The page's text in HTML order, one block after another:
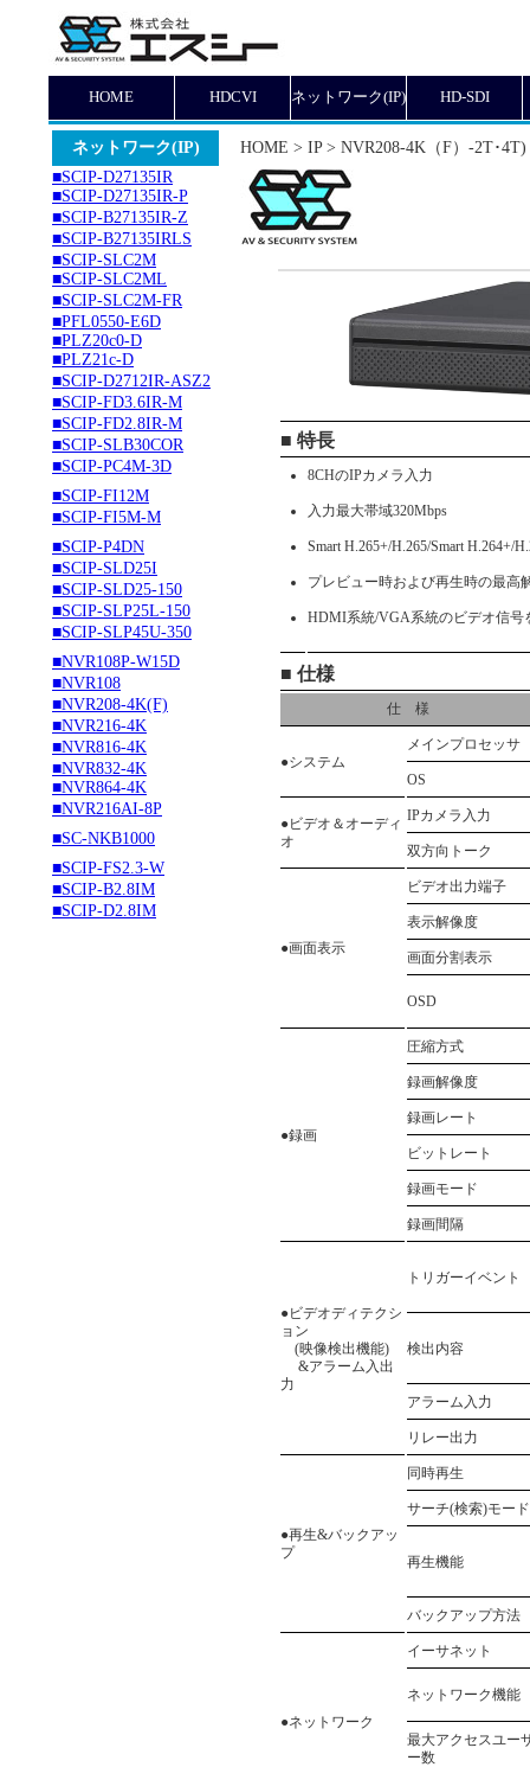
HOME HDCVI ネットワーク(IP) HD-SDI
ネットワーク(IP)
■SCIP-D27135IR
■SCIP-D27135IR-P
■SCIP-B27135IR-Z
■SCIP-B27135IRLS
■SCIP-SLC2M
■SCIP-SLC2ML
■SCIP-SLC2M-FR
■PFL0550-E6D
■PLZ20c0-D
■PLZ21c-D
■SCIP-D2712IR-ASZ2
■SCIP-FD3.6IR-M
■SCIP-FD2.8IR-M
■SCIP-SLB30COR
■SCIP-PC4M-3D
■SCIP-FI12M
■SCIP-FI5M-M
■SCIP-P4DN
■SCIP-SLD25I
■SCIP-SLD25-150
■SCIP-SLP25L-150
■SCIP-SLP45U-350
■NVR108P-W15D
■NVR108
■NVR208-4K(F)
■NVR216-4K
■NVR816-4K
■NVR832-4K
■NVR864-4K
■NVR216AI-8P
■SC-NKB1000
■SCIP-FS2.3-W
■SCIP-B2.8IM
■SCIP-D2.8IM
HOME > IP > NVR208-4K（F）-2T･4T)
■ 特長
8CHのIPカメラ入力
入力最大帯域320Mbps
Smart H.265+/H.265/Smart H.264+/
プレビュー時および再生時の最高
HDMI系統/VGA系統のビデオ信号
■ 仕様
仕 様
●システム
メインプロセッサ
OS
●ビデオ＆オーディ
オ
IPカメラ入力
双方向トーク
●画面表示
ビデオ出力端子
表示解像度
画面分割表示
OSD
●録画
圧縮方式
録画解像度
録画レート
ビットレート
録画モード
録画間隔
●ビデオディテクシ
ョン
(映像検出機能)
&アラーム入出
力
トリガーイベント
検出内容
アラーム入力
リレー出力
●再生&バックアッ
プ
同時再生
サーチ(検索)モード
再生機能
バックアップ方法
●ネットワーク
イーサネット
ネットワーク機能
最大アクセスユー
ー数